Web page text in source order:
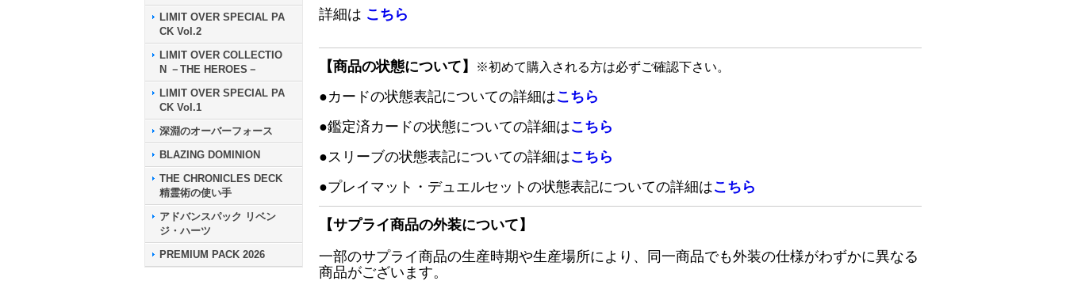
LIMIT OVER SPECIAL PA
CK Vol.2
LIMIT OVER COLLECTIO
N －THE HEROES－
LIMIT OVER SPECIAL PA
CK Vol.1
深淵のオーバーフォース
BLAZING DOMINION
THE CHRONICLES DECK
精霊術の使い手
アドバンスパック リベン
ジ・ハーツ
PREMIUM PACK 2026
詳細は こちら
【商品の状態について】 ※初めて購入される方は必ずご確認下さい。
●カードの状態表記についての詳細はこちら
●鑑定済カードの状態についての詳細はこちら
●スリーブの状態表記についての詳細はこちら
●プレイマット・デュエルセットの状態表記についての詳細はこちら
【サプライ商品の外装について】
一部のサプライ商品の生産時期や生産場所により、同一商品でも外装の仕様がわずかに異なる
商品がございます。